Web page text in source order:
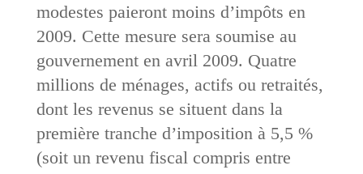
modestes paieront moins d’impôts en
2009. Cette mesure sera soumise au
gouvernement en avril 2009. Quatre
millions de ménages, actifs ou retraités,
dont les revenus se situent dans la
première tranche d’imposition à 5,5 %
(soit un revenu fiscal compris entre